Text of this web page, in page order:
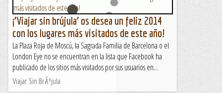
¡’Viajar sin brújula’ os desea un feliz 2014
con los lugares más visitados de este año!
La Plaza Roja de Moscú, la Sagrada Familia de Barcelona o el
London Eye no se encuentran en la lista que Facebook ha
publicado de los sitios más visitados por sus usuarios en...
Viajar Sin BrÃºjula